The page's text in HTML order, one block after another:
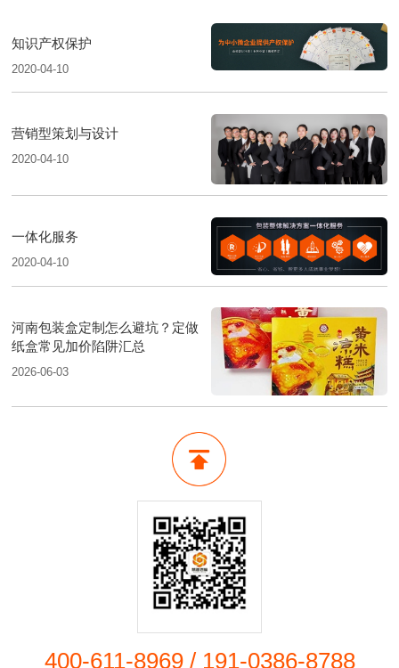
知识产权保护
2020-04-10
营销型策划与设计
2020-04-10
一体化服务
2020-04-10
河南包装盒定制怎么避坑？定做
纸盒常见加价陷阱汇总
2026-06-03
400-611-8969/ 191-0386-8788